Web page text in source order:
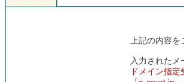
上記の内容
入力された
ドメイン指